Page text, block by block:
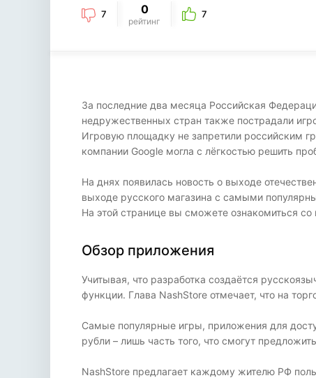
7 0
рейтинг
7
За последние два месяца Российская
недружественных стран также пострадали
Игровую площадку не запретили российским
компании Google могла с лёгкостью решить
На днях появилась новость о выходе
выходе русского магазина с самыми
На этой странице вы сможете ознакомиться
Обзор приложения
Учитывая, что разработка создаётся
функции. Глава NashStore отмечает, что на
Самые популярные игры, приложения для
рубли – лишь часть того, что смогут
NashStore предлагает каждому жителю РФ